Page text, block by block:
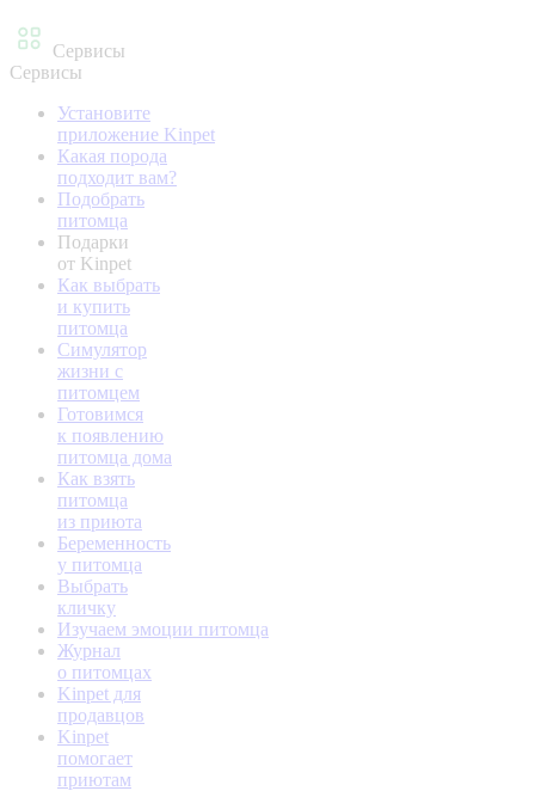
Сервисы
Сервисы
Установите
приложение Kinpet
Какая порода
подходит вам?
Подобрать
питомца
Подарки
от Kinpet
Как выбрать
и купить
питомца
Симулятор
жизни с
питомцем
Готовимся
к появлению
питомца дома
Как взять
питомца
из приюта
Беременность
у питомца
Выбрать
кличку
Изучаем эмоции питомца
Журнал
о питомцах
Kinpet для
продавцов
Kinpet
помогает
приютам